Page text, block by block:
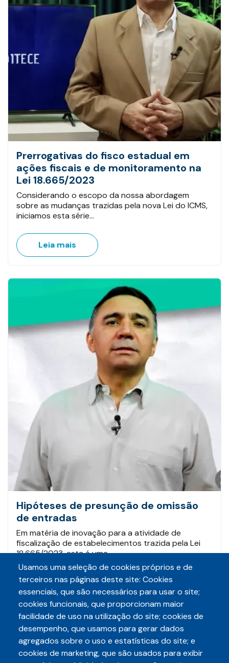
Prerrogativas do fisco estadual em
ações fiscais e de monitoramento na
Lei 18.665/2023
Considerando o escopo da nossa abordagem
sobre as mudanças trazidas pela nova Lei do ICMS,
iniciamos esta série…
Leia mais
Hipóteses de presunção de omissão
de entradas
Em matéria de inovação para a atividade de
fiscalização de estabelecimentos trazida pela Lei
18.665/2023, esta é uma…
Leia mais
Usamos uma seleção de cookies próprios e de
terceiros nas páginas deste site: Cookies
essenciais, que são necessários para usar o site;
cookies funcionais, que proporcionam maior
facilidade de uso na utilização do site; cookies de
desempenho, que usamos para gerar dados
agregados sobre o uso e estatísticas do site; e
cookies de marketing, que são usados para exibir